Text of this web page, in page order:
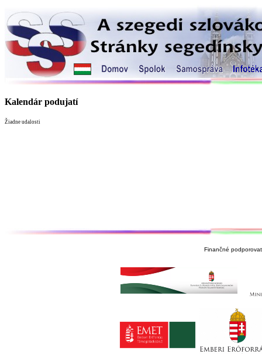
Kalendár podujatí
Žiadne udalosti
Finančné